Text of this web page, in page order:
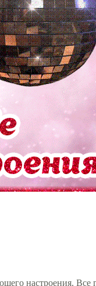
настроения. Все